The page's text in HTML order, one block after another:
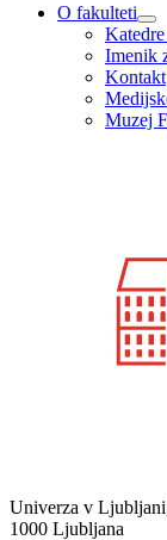
O fakulteti
Imenik
Kontakt
Muzej
Univerza v
1000 Ljubljana